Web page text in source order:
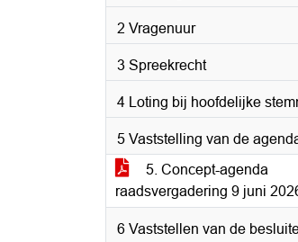
2 Vragenuur
3 Spreekrecht
4 Loting bij hoofdelijke
5 Vaststelling van de
5. Concept-agenda
raadsvergadering 9 juni
6 Vaststellen van de